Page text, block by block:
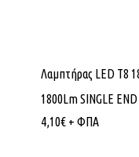
Λαμπτήρας LED Τ8
1800Lm SINGLE END
4,10€ + ΦΠΑ